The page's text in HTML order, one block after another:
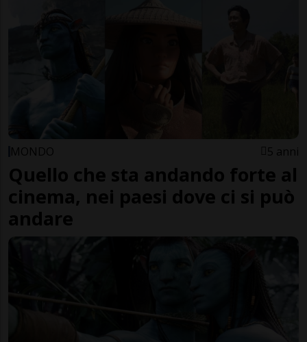
MONDO 5 anni
Quello che sta andando forte al
cinema, nei paesi dove ci si può
andare